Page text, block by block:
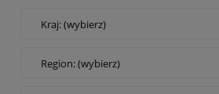
Kraj: (wybierz)
Region: (wybierz)